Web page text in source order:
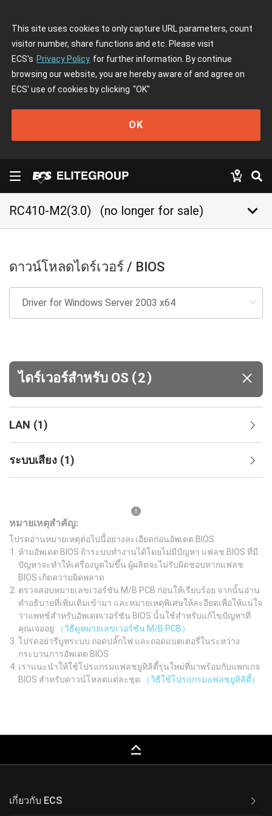
This site uses cookies to only capture URL parameters, count
visitor number, share functions and etc. Please visit
ECS's Privacy Policy for further information. By continue
browsing our website, you are hereby aware of and agree on
ECS' use of cookies by clicking "OK"
OK
RC410-M2(3.0) (no longer for sale) keyboard_arrow_down
ดาวน์โหลดไดร์เวอร์ / BIOS
ไดร์เวอร์สำหรับ OS (2)
LAN (1)
ระบบเสียง (1)
หมายเหตุสำคัญ:
โปรดอ่านหมายเหตุต่อไปนี้อย่างละเอียดก่อนอัพเดต BIOS
ห้ามอัพเดต BIOS ถ้าระบบทำงานได้โดยไม่มีปัญหา แฟลช BIOS ที่มี
ปัญหาจะทำให้เครื่องบูตไม่ขึ้น ผู้ผลิตจะไม่รับผิดชอบหากแฟลช
BIOS เกิดความผิดพลาด
ตรวจสอบหมายเลขเวอร์ชัน M/B PCB ก่อนให้เรียบร้อย จากนั้นอ่าน
คำอธิบายที่เพิ่มเติมเข้ามา และหมายเหตุพิเศษให้ละอียดเพื่อให้แน่ใจ
ว่าแพทช์สำหรับอัพเดตเวอร์ชัน BIOS นั้นใช้สำหรับแก้ไขปัญหาที่
คุณเจออยู่
（วิธีดูหมายเลขเวอร์ชัน M/B PCB）
โปรดอย่ารีบูทระบบ ถอดปลั๊กไฟ และถอดแบตเตอรี่ในระหว่าง
กระบวนการอัพเดต BIOS
เราแนะนำให้ใช้โปรแกรมแฟลชยูทิลิตี้รุ่นใหม่ที่มาพร้อมกับแพกเกจ
BIOS สำหรับดาวน์โหลดแต่ละชุด
（วิธีใช้โปรแกรมแฟลชยูทิลิตี้）
keyboard_capslock
เกี่ยวกับ ECS